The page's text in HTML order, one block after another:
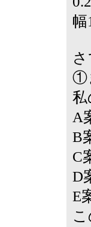
①
私
A
B
C
D
E